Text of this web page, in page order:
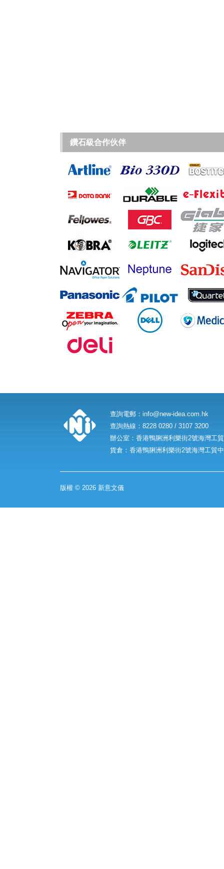
鑽石級合作伙伴
查詢電郵： info@new-idea.com.hk
查詢熱線：8228 0280 / 3107 3200
辦公室：香港鴨脷洲利樂街2號海灣工
貨倉：香港鴨脷洲利樂街2號海灣工貿
版權 © 2026 新意文儀